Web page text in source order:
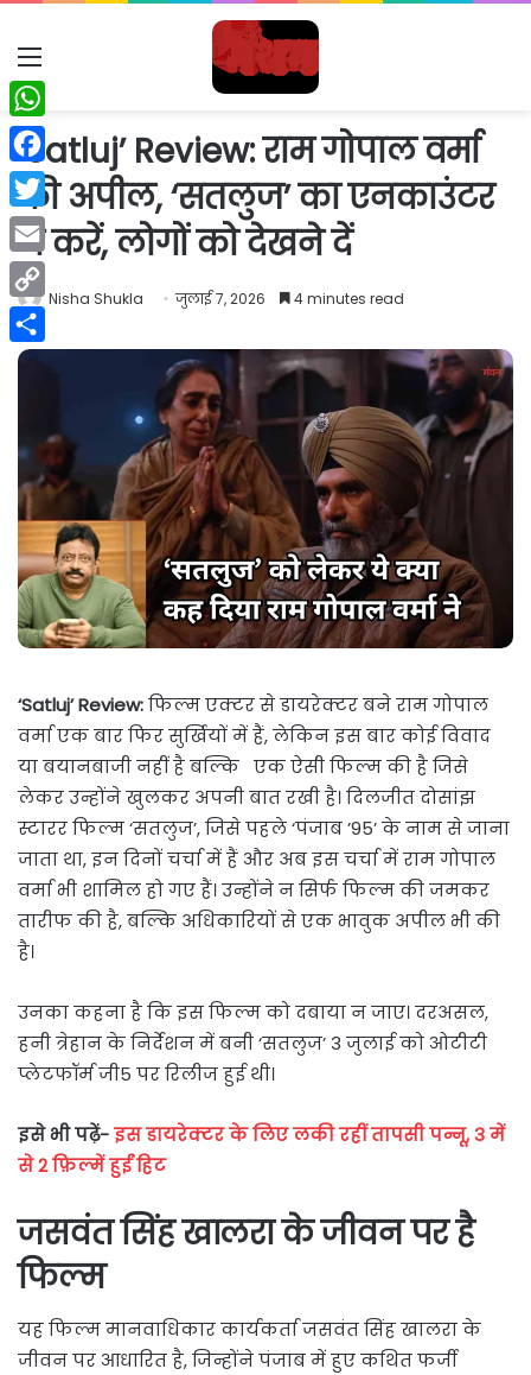
Menu
‘Satluj’ Review: राम गोपाल वर्मा
की अपील, ‘सतलुज’ का एनकाउंटर
न करें, लोगों को देखने दें
Nisha Shukla जुलाई 7, 2026 4 minutes read
‘Satluj’ Review:फिल्म एक्टर से डायरेक्टर बने राम गोपाल
वर्मा एक बार फिर सुर्खियों में हैं, लेकिन इस बार कोई विवाद
या बयानबाजी नहीं है बल्कि एक ऐसी फिल्म की है जिसे
लेकर उन्होंने खुलकर अपनी बात रखी है। दिलजीत दोसांझ
स्टारर फिल्म ‘सतलुज’, जिसे पहले ‘पंजाब ’95’ के नाम से जाना
जाता था, इन दिनों चर्चा में हैं और अब इस चर्चा में राम गोपाल
वर्मा भी शामिल हो गए हैं। उन्होंने न सिर्फ फिल्म की जमकर
तारीफ की है, बल्कि अधिकारियों से एक भावुक अपील भी की
है।
उनका कहना है कि इस फिल्म को दबाया न जाए। दरअसल,
हनी त्रेहान के निर्देशन में बनी ‘सतलुज’ 3 जुलाई को ओटीटी
प्लेटफॉर्म जी5 पर रिलीज हुई थी।
इसे भी पढ़ें-इस डायरेक्टर के लिए लकी रहीं तापसी पन्नू, 3 में
से 2 फ़िल्में हुईं हिट
जसवंत सिंह खालरा के जीवन पर है
फिल्म
यह फिल्म मानवाधिकार कार्यकर्ता जसवंत सिंह खालरा के
जीवन पर आधारित है, जिन्होंने पंजाब में हुए कथित फर्जी
WhatsApp
Facebook
Twitter
Email
Copy
Link
Share